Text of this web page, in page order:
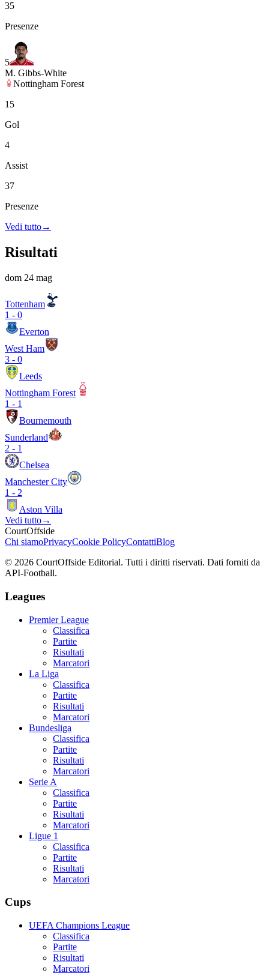
35
Presenze
5
M. Gibbs-White
Nottingham Forest
15
Gol
4
Assist
37
Presenze
Vedi tutto→
Risultati
dom 24 mag
Tottenham
1 - 0
Everton
West Ham
3 - 0
Leeds
Nottingham Forest
1 - 1
Bournemouth
Sunderland
2 - 1
Chelsea
Manchester City
1 - 2
Aston Villa
Vedi tutto→
CourtOffside
Chi siamoPrivacyCookie PolicyContattiBlog
© 2026 CourtOffside Editorial. Tutti i diritti riservati. Dati forniti da
API-Football.
Leagues
Premier League
Classifica
Partite
Risultati
Marcatori
La Liga
Classifica
Partite
Risultati
Marcatori
Bundesliga
Classifica
Partite
Risultati
Marcatori
Serie A
Classifica
Partite
Risultati
Marcatori
Ligue 1
Classifica
Partite
Risultati
Marcatori
Cups
UEFA Champions League
Classifica
Partite
Risultati
Marcatori